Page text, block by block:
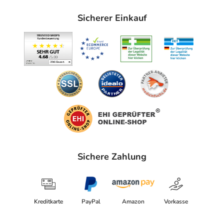
Sicherer Einkauf
Sichere Zahlung
Kreditkarte PayPal Amazon Vorkasse